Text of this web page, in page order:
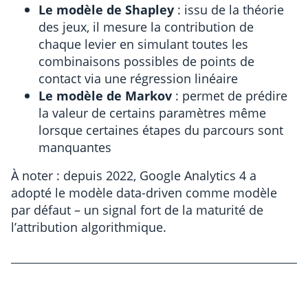
Le modèle de Shapley : issu de la théorie
des jeux, il mesure la contribution de
chaque levier en simulant toutes les
combinaisons possibles de points de
contact via une régression linéaire
Le modèle de Markov : permet de prédire
la valeur de certains paramètres même
lorsque certaines étapes du parcours sont
manquantes
À noter : depuis 2022, Google Analytics 4 a
adopté le modèle data-driven comme modèle
par défaut – un signal fort de la maturité de
l’attribution algorithmique.